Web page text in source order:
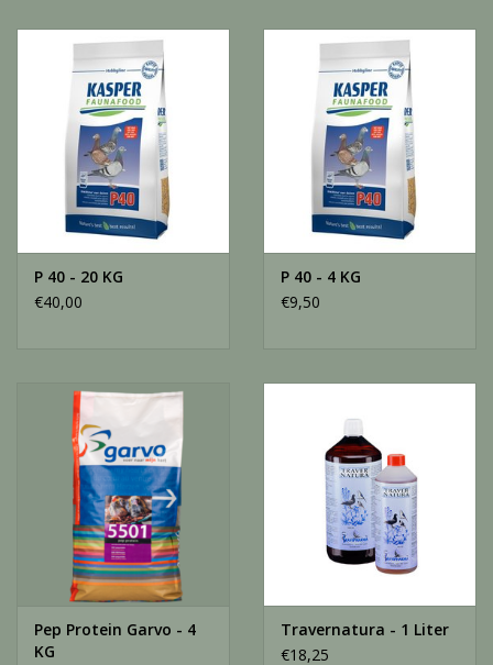
P 40 - 20 KG
€40,00
P 40 - 4 KG
€9,50
Pep Protein Garvo - 4
KG
Travernatura - 1 Liter
€18,25